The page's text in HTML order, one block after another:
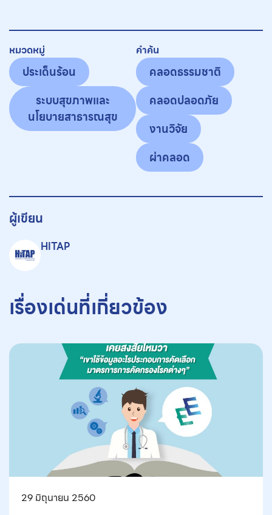
หมวดหมู่
ประเด็นร้อน
ระบบสุขภาพและ
นโยบายสาธารณสุข
คำค้น
คลอดธรรมชาติ
คลอดปลอดภัย
งานวิจัย
ผ่าคลอด
ผู้เขียน
HITAP
เรื่องเด่นที่เกี่ยวข้อง
29 มิถุนายน 2560